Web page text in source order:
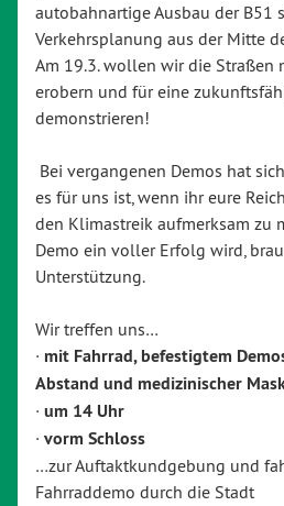
autobahnartige Ausbau der B51
Verkehrsplanung aus der Mitte
Am 19.3. wollen wir die Straßen
erobern und für eine
demonstrieren!
Bei vergangenen Demos hat
es für uns ist, wenn ihr eure
den Klimastreik aufmerksam zu
Demo ein voller Erfolg wird,
Unterstützung.
Wir treffen uns…
· mit Fahrrad, befestigtem
Abstand und medizinischer
· um 14 Uhr
· vorm Schloss
…zur Auftaktkundgebung und
Fahrraddemo durch die Stadt